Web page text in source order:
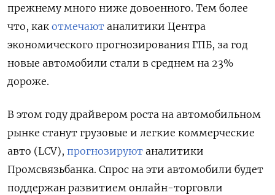
прежнему много ниже довоенного. Тем более
что, как отмечают аналитики Центра
экономического прогнозирования ГПБ, за год
новые автомобили стали в среднем на 23%
дороже.
В этом году драйвером роста на автомобильном
рынке станут грузовые и легкие коммерческие
авто (LCV), прогнозируют аналитики
Промсвязьбанка. Спрос на эти автомобили будет
поддержан развитием онлайн-торговли